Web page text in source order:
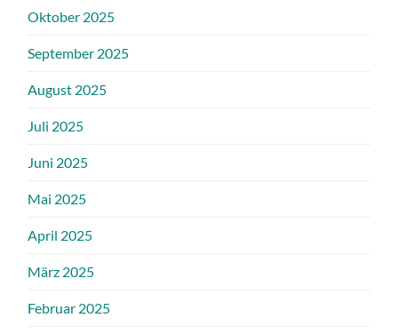
Oktober 2025
September 2025
August 2025
Juli 2025
Juni 2025
Mai 2025
April 2025
März 2025
Februar 2025